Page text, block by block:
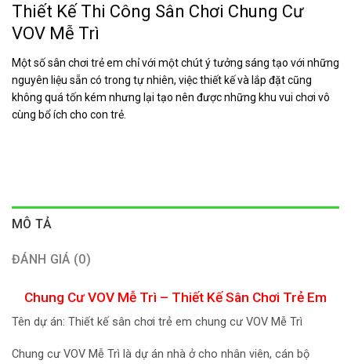
Thiết Kế Thi Công Sân Chơi Chung Cư
VOV Mễ Trì
Một số sân chơi trẻ em chỉ với một chút ý tưởng sáng tạo với những
nguyên liệu sẵn có trong tự nhiên, việc thiết kế và lắp đặt cũng
không quá tốn kém nhưng lại tạo nên được những khu vui chơi vô
cùng bổ ích cho con trẻ.
MÔ TẢ
ĐÁNH GIÁ (0)
Chung Cư VOV Mễ Trì – Thiết Kế Sân Chơi Trẻ Em
Tên dự án: Thiết kế sân chơi trẻ em chung cư VOV Mễ Trì
Chung cư VOV Mễ Trì là dự án nhà ở cho nhân viên, cán bộ